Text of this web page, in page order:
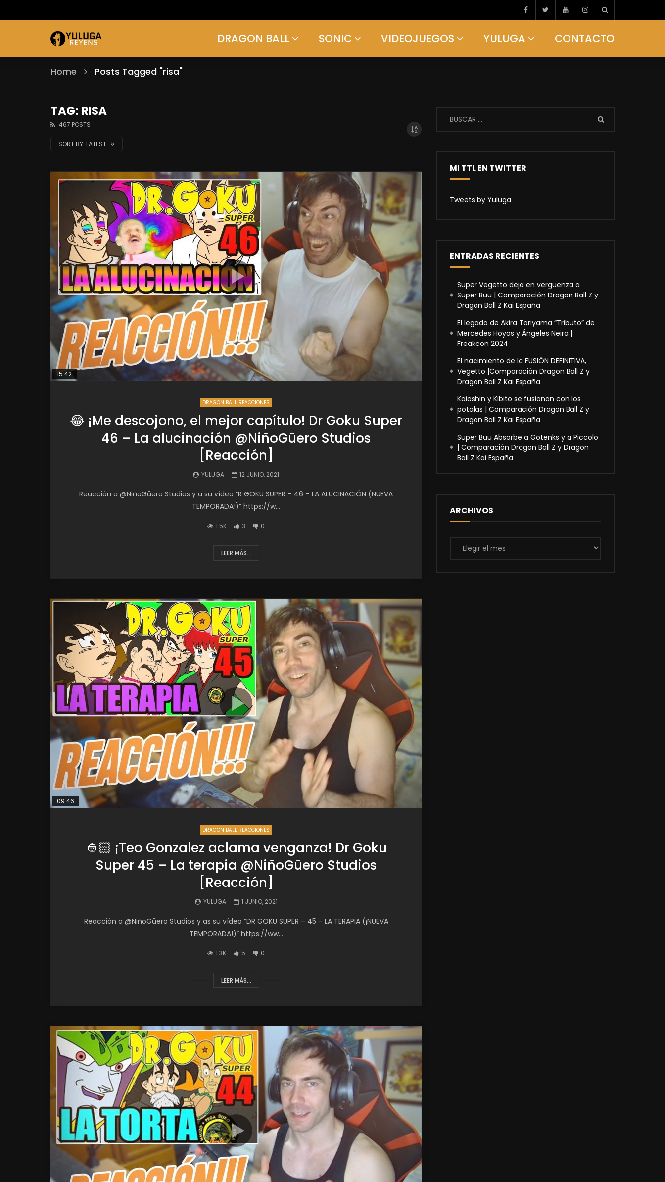
DRAGON BALL SONIC VIDEOJUEGOS YULUGA CONTACTO
Home Posts Tagged "risa"
TAG: RISA
467 POSTS
SORT BY: LATEST
15:42
DRAGON BALL REACCIONES
😂 ¡Me descojono, el mejor capítulo! Dr Goku Super
46 – La alucinación @NiñoGüero Studios
[Reacción]
YULUGA 12 JUNIO, 2021
Reacción a @NiñoGüero Studios y a su vídeo “R GOKU SUPER – 46 – LA ALUCINACIÓN (NUEVA
TEMPORADA!)” https://w...
1.5K 3 0
LEER MÁS...
09:46
DRAGON BALL REACCIONES
👲🏻 ¡Teo Gonzalez aclama venganza! Dr Goku
Super 45 – La terapia @NiñoGüero Studios
[Reacción]
YULUGA 1 JUNIO, 2021
Reacción a @NiñoGüero Studios y as su vídeo “DR GOKU SUPER – 45 – LA TERAPIA (¡NUEVA
TEMPORADA!)” https://ww...
1.3K 5 0
LEER MÁS...
MI TTL EN TWITTER
Tweets by Yuluga
ENTRADAS RECIENTES
Super Vegetto deja en vergüenza a
Super Buu | Comparación Dragon Ball Z y
Dragon Ball Z Kai España
El legado de Akira Toriyama “Tributo” de
Mercedes Hoyos y Ángeles Neira |
Freakcon 2024
El nacimiento de la FUSIÓN DEFINITIVA,
Vegetto |Comparación Dragon Ball Z y
Dragon Ball Z Kai España
Kaioshin y Kibito se fusionan con los
potalas | Comparación Dragon Ball Z y
Dragon Ball Z Kai España
Super Buu Absorbe a Gotenks y a Piccolo
| Comparación Dragon Ball Z y Dragon
Ball Z Kai España
ARCHIVOS
Archivos